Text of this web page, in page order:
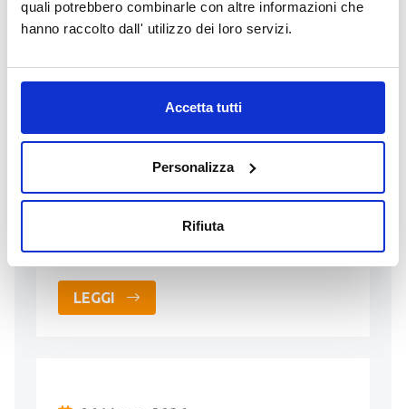
quali potrebbero combinarle con altre informazioni che
hanno raccolto dall' utilizzo dei loro servizi.
Accetta tutti
Personalizza
Rifiuta
20 Marzo 2026
Comune di Ospitaletto
Entrata in Conservazione della nuova
cartografia catastale a seguito di
riordino catastale limitatamente alla
componente delle strade pubbliche non
…
LEGGI